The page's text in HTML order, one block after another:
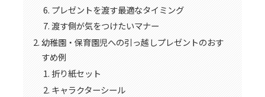
プレゼントを渡す最適なタイミング
渡す側が気をつけたいマナー
幼稚園・保育園児への引っ越しプレゼントのおす
すめ例
折り紙セット
キャラクターシール